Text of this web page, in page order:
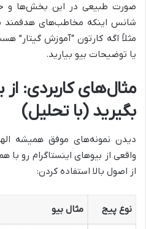
صورت طبیعی در این بخش‌ها و
شانس اینکه مخاطب‌های هدفمند
مثلاً اگه کارتون “آموزش گیتار”
یا توضیحات بیو بیارید.
مثال‌های کاربردی:
بگیرید (با تحلیل)
دیدن نمونه‌های موفق همیشه
واقعی از بیوهای اینستاگرام رو
از اصول بالا استفاده کردن:
نوع پیج مثال بیو